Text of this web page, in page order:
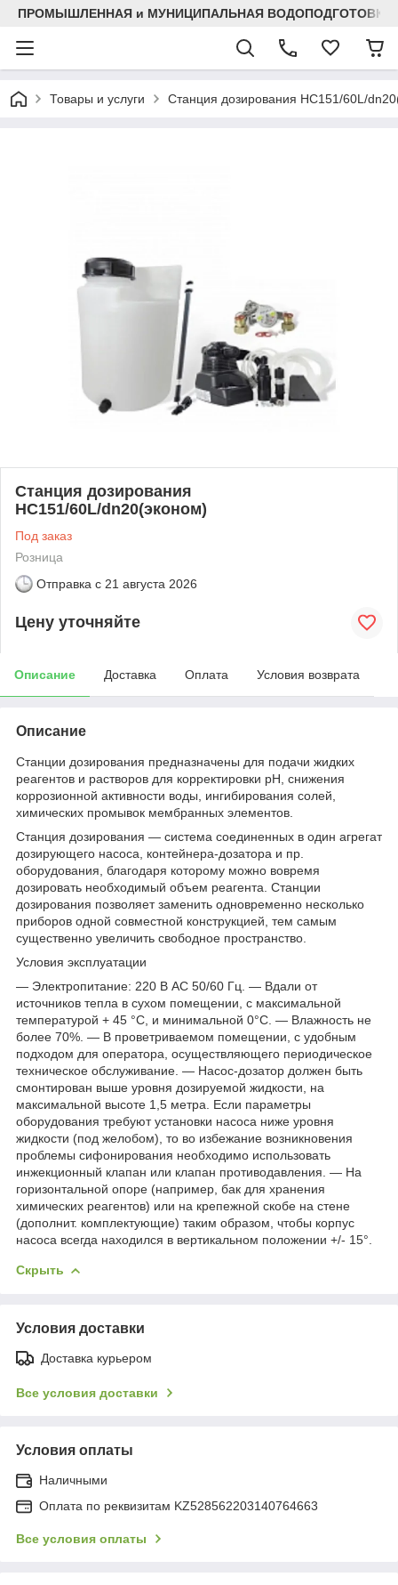
ПРОМЫШЛЕННАЯ и МУНИЦИПАЛЬНАЯ ВОДОПОДГОТОВКА
Товары и услуги Станция дозирования HC151/60L/
Станция дозирования
HC151/60L/dn20(эконом)
Под заказ
Розница
Отправка с 21 августа 2026
Цену уточняйте
Описание Доставка Оплата Условия возврата
Описание
Станции дозирования предназначены для подачи жидких
реагентов и растворов для корректировки рН, снижения
коррозионной активности воды, ингибирования солей,
химических промывок мембранных элементов.
Станция дозирования — система соединенных в один агрегат
дозирующего насоса, контейнера-дозатора и пр.
оборудования, благодаря которому можно вовремя
дозировать необходимый объем реагента. Станции
дозирования позволяет заменить одновременно несколько
приборов одной совместной конструкцией, тем самым
существенно увеличить свободное пространство.
Условия эксплуатации
— Электропитание: 220 В АС 50/60 Гц. — Вдали от
источников тепла в сухом помещении, с максимальной
температурой + 45 °C, и минимальной 0°C. — Влажность не
более 70%. — В проветриваемом помещении, с удобным
подходом для оператора, осуществляющего периодическое
техническое обслуживание. — Насос-дозатор должен быть
смонтирован выше уровня дозируемой жидкости, на
максимальной высоте 1,5 метра. Если параметры
оборудования требуют установки насоса ниже уровня
жидкости (под желобом), то во избежание возникновения
проблемы сифонирования необходимо использовать
инжекционный клапан или клапан противодавления. — На
горизонтальной опоре (например, бак для хранения
химических реагентов) или на крепежной скобе на стене
(дополнит. комплектующие) таким образом, чтобы корпус
насоса всегда находился в вертикальном положении +/- 15°.
Скрыть
Условия доставки
Доставка курьером
Все условия доставки
Условия оплаты
Наличными
Оплата по реквизитам KZ528562203140764663
Все условия оплаты